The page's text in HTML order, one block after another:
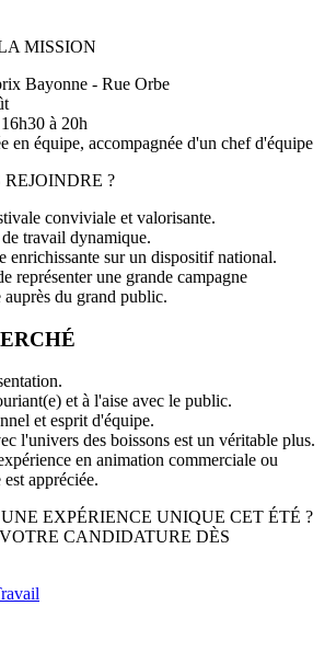
MISSION
Bayonne - Rue Orbe
à 20h
en équipe, accompagnée d'un chef d'équipe
?
conviviale et valorisante.
travail dynamique.
enrichissante sur un dispositif national.
représenter une grande campagne
auprès du grand public.
et à l'aise avec le public.
et esprit d'équipe.
l'univers des boissons est un véritable plus.
en animation commerciale ou
appréciée.
EXPÉRIENCE UNIQUE CET ÉTÉ ?
CANDIDATURE DÈS